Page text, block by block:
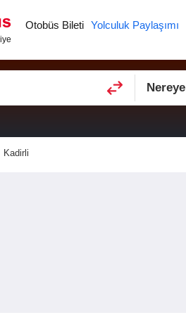
Otobüs Bileti Yolculuk Paylaşımı
Nereye
Kadirli